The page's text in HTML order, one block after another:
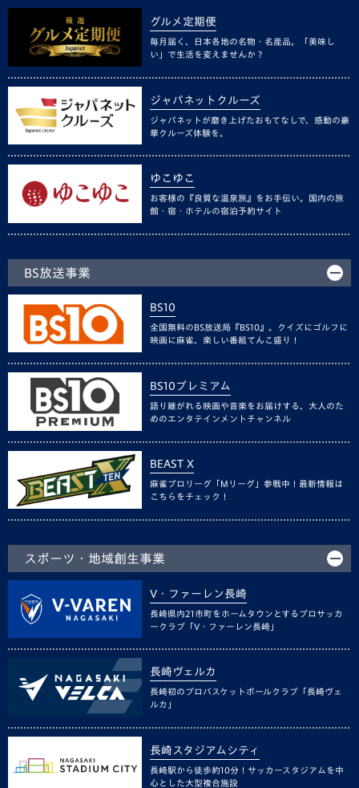
グルメ定期便
毎月届く、日本各地の名物・名産品。「美味し
い」で生活を変えませんか？
ジャパネットクルーズ
ジャパネットが磨き上げたおもてなしで、感動の豪
華クルーズ体験を。
ゆこゆこ
お客様の『良質な温泉旅』をお手伝い。国内の旅
館・宿・ホテルの宿泊予約サイト
BS放送事業
BS10
全国無料のBS放送局『BS10』。クイズにゴルフに
映画に麻雀、楽しい番組てんこ盛り！
BS10プレミアム
語り継がれる映画や音楽をお届けする、大人のた
めのエンタテインメントチャンネル
BEAST X
麻雀プロリーグ「Mリーグ」参戦中！最新情報は
こちらをチェック！
スポーツ・地域創生事業
V・ファーレン長崎
長崎県内21市町をホームタウンとするプロサッカ
ークラブ「V・ファーレン長崎」
長崎ヴェルカ
長崎初のプロバスケットボールクラブ「長崎ヴェ
ルカ」
長崎スタジアムシティ
長崎駅から徒歩約10分！サッカースタジアムを中
心とした大型複合施設